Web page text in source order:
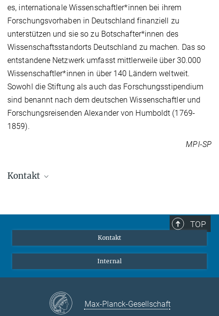
es, internationale Wissenschaftler*innen bei ihrem
Forschungsvorhaben in Deutschland finanziell zu
unterstützen und sie so zu Botschafter*innen des
Wissenschaftsstandorts Deutschland zu machen. Das so
entstandene Netzwerk umfasst mittlerweile über 30.000
Wissenschaftler*innen in über 140 Ländern weltweit.
Sowohl die Stiftung als auch das Forschungsstipendium
sind benannt nach dem deutschen Wissenschaftler und
Forschungsreisenden Alexander von Humboldt (1769-
1859).
MPI-SP
Kontakt
Max-Planck-Institut für Sicherheit und Privatsphäre, Bochum
TOP
Kontakt
Internal
Max-Planck-Gesellschaft